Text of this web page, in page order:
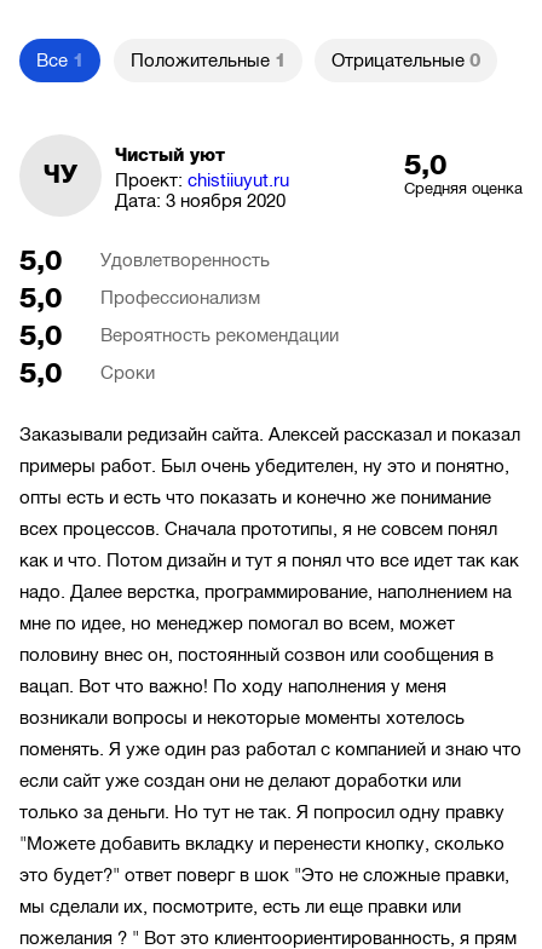
Все 1 Положительные 1 Отрицательные 0
ЧУ
Чистый уют
Проект: chistiiuyut.ru
Дата: 3 ноября 2020
5,0
Средняя оценка
5,0 Удовлетворенность
5,0 Профессионализм
5,0 Вероятность рекомендации
5,0 Сроки
Заказывали редизайн сайта. Алексей рассказал и показал
примеры работ. Был очень убедителен, ну это и понятно,
опты есть и есть что показать и конечно же понимание
всех процессов. Сначала прототипы, я не совсем понял
как и что. Потом дизайн и тут я понял что все идет так как
надо. Далее верстка, программирование, наполнением на
мне по идее, но менеджер помогал во всем, может
половину внес он, постоянный созвон или сообщения в
вацап. Вот что важно! По ходу наполнения у меня
возникали вопросы и некоторые моменты хотелось
поменять. Я уже один раз работал с компанией и знаю что
если сайт уже создан они не делают доработки или
только за деньги. Но тут не так. Я попросил одну правку
"Можете добавить вкладку и перенести кнопку, сколько
это будет?" ответ поверг в шок "Это не сложные правки,
мы сделали их, посмотрите, есть ли еще правки или
пожелания ? " Вот это клиентоориентированность, я прям